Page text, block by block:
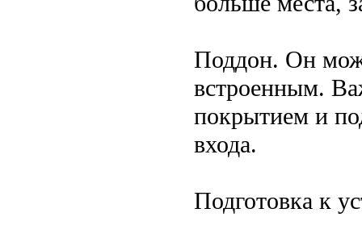
Поддон. Он
встроенным.
покрытием и
входа.
Подготовка к